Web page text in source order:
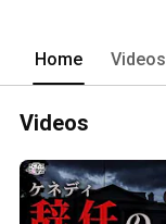
Home Videos
Videos